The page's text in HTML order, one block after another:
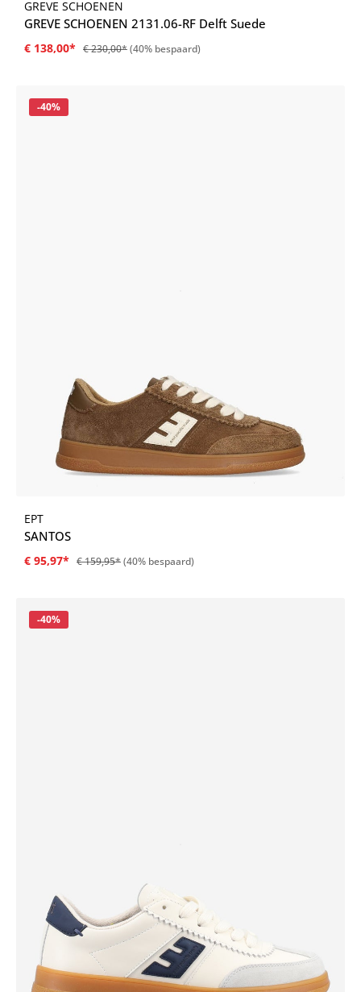
GREVE SCHOENEN
GREVE SCHOENEN 2131.06-RF Delft Suede
€ 138,00* € 230,00*(40% bespaard)
Korting
-40%
EPT
SANTOS
€ 95,97* € 159,95*(40% bespaard)
Korting
-40%